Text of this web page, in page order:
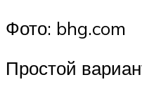
Фото: bhg.com
Простой